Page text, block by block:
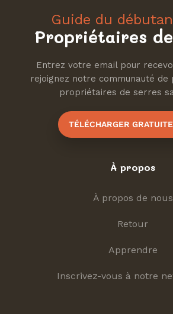
Guide du
Propriétaires
Entrez votre email pour
rejoignez notre communauté de
propriétaires de serres
TÉLÉCHARGER
À propos
À propos de nous
Retour
Apprendre
Inscrivez-vous à notre